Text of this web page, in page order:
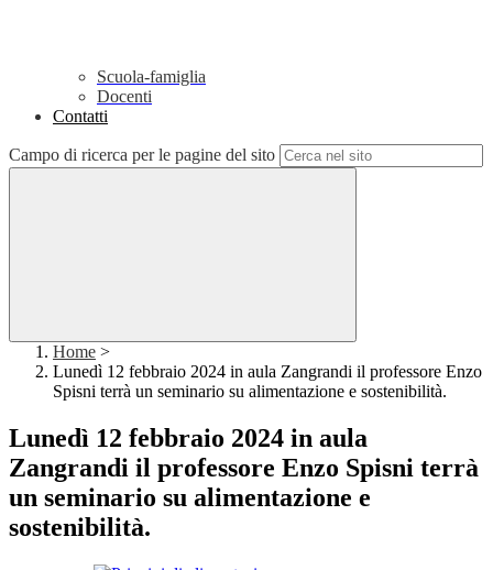
Scuola-famiglia
Docenti
Contatti
Campo di ricerca per le pagine del sito
Home >
Lunedì 12 febbraio 2024 in aula Zangrandi il professore Enzo
Spisni terrà un seminario su alimentazione e sostenibilità.
Lunedì 12 febbraio 2024 in aula
Zangrandi il professore Enzo Spisni terrà
un seminario su alimentazione e
sostenibilità.